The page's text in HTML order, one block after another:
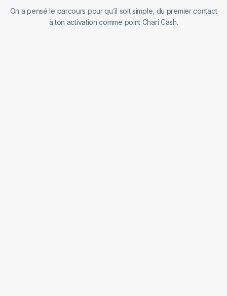
On a pensé le parcours pour qu’il soit simple, du premier contact
à ton activation comme point Chari Cash.